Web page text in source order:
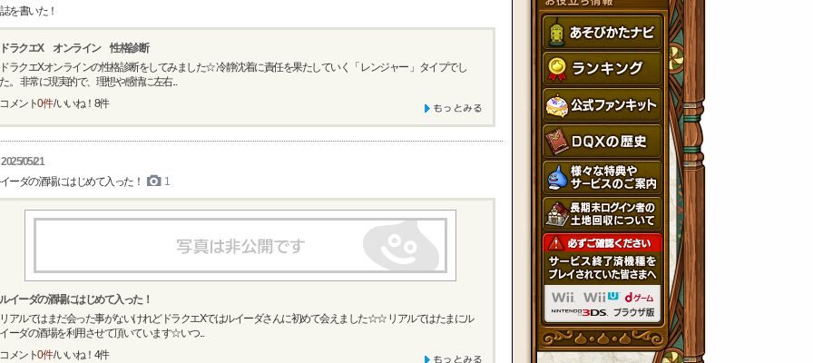
を書いた！
ドラクエX オンライン 性格診断
ドラクエXオンラインの性格診断をしてみました☆ 冷静沈着に責任を果たしていく「 レンジャー 」タイプでし
た。 非常に現実的で、理想や感情に左右...
コメント0件/ いいね！ 8件
2025/05/21
ーダの酒場にはじめて入った！
1
ルイーダの酒場にはじめて入った！
リアルではまだ会った事がないけれどドラクエXではルイーダさんに初めて会えました☆☆ リアルではたまにル
イーダの酒場を利用させて頂いています☆いつ...
コメント0件/ いいね！ 4件